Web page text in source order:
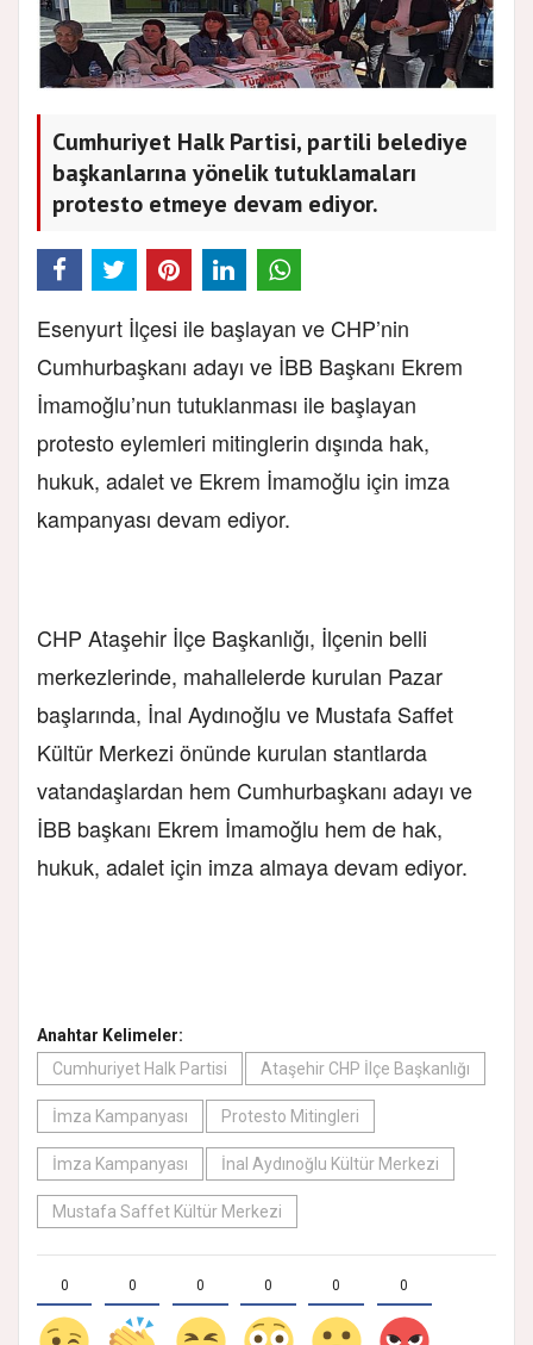
Cumhuriyet Halk Partisi, partili belediye
başkanlarına yönelik tutuklamaları
protesto etmeye devam ediyor.
Esenyurt İlçesi ile başlayan ve CHP’nin
Cumhurbaşkanı adayı ve İBB Başkanı Ekrem
İmamoğlu’nun tutuklanması ile başlayan
protesto eylemleri mitinglerin dışında hak,
hukuk, adalet ve Ekrem İmamoğlu için imza
kampanyası devam ediyor.
CHP Ataşehir İlçe Başkanlığı, İlçenin belli
merkezlerinde, mahallelerde kurulan Pazar
başlarında, İnal Aydınoğlu ve Mustafa Saffet
Kültür Merkezi önünde kurulan stantlarda
vatandaşlardan hem Cumhurbaşkanı adayı ve
İBB başkanı Ekrem İmamoğlu hem de hak,
hukuk, adalet için imza almaya devam ediyor.
Anahtar Kelimeler:
Cumhuriyet Halk Partisi
Ataşehir CHP İlçe Başkanlığı
İmza Kampanyası Protesto Mitingleri
İmza Kampanyası İnal Aydınoğlu Kültür Merkezi
Mustafa Saffet Kültür Merkezi
0 0 0 0 0 0